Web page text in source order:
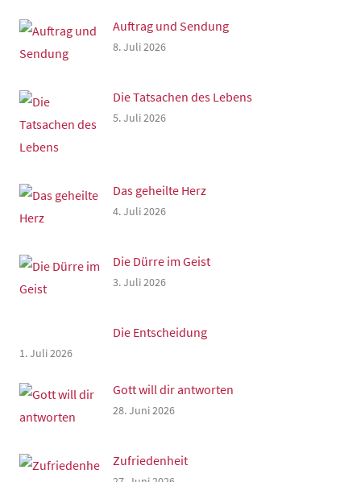
Auftrag und Sendung
8. Juli 2026
Die Tatsachen des Lebens
5. Juli 2026
Das geheilte Herz
4. Juli 2026
Die Dürre im Geist
3. Juli 2026
Die Entscheidung
1. Juli 2026
Gott will dir antworten
28. Juni 2026
Zufriedenheit